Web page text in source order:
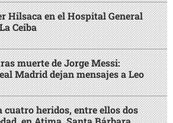
Hilsaca en el Hospital General
Ceiba
muerte de Jorge Messi:
Madrid dejan mensajes a Leo
cuatro heridos, entre ellos dos